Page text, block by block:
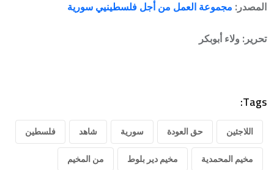
المصدر: مجموعة العمل من أجل فلسطينيي سورية
تحرير: ولاء أبوبكر
Tags:
اللاجئين حق العودة سورية شاهد فلسطين
مخيم المحمدية مخيم دير بلوط من المخيم